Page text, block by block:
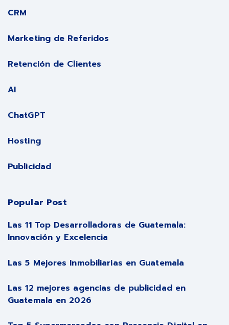
CRM
Marketing de Referidos
Retención de Clientes
AI
ChatGPT
Hosting
Publicidad
Popular Post
Las 11 Top Desarrolladoras de Guatemala:
Innovación y Excelencia
Las 5 Mejores Inmobiliarias en Guatemala
Las 12 mejores agencias de publicidad en
Guatemala en 2026